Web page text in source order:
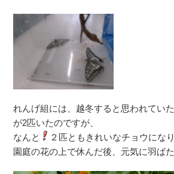
れんげ組には、越冬すると思われてい
が2匹いたのですが、
なんと
２匹ともきれいなチョウにな
園庭の花の上で休んだ後、元気に羽ば